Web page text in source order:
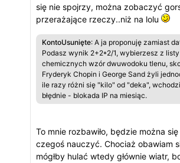
się nie spojrzy, można zobaczyć
przerażające rzeczy..niż na lolu
KontoUsunięte: A ja proponuję zamiast
Podasz wynik 2+2*2/1, wybierzesz z
chemicznych wzór dwuwodoku tlenu,
Fryderyk Chopin i George Sand żyli
ile razy różni się "kilo" od "deka",
błędnie - blokada IP na miesiąc.
To mnie rozbawiło, będzie można
czegoś nauczyć. Chociaż obawiam
mógłby hulać wtedy głównie wiatr,